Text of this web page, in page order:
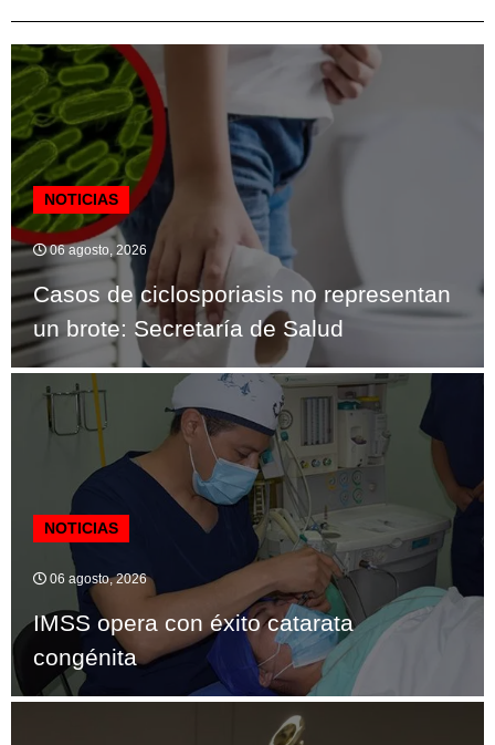
NOTICIAS
06 agosto, 2026
Casos de ciclosporiasis no representan
un brote: Secretaría de Salud
NOTICIAS
06 agosto, 2026
IMSS opera con éxito catarata
congénita